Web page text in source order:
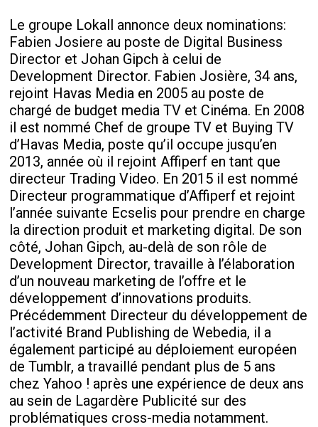
Le groupe Lokall annonce deux nominations:
Fabien Josiere au poste de Digital Business
Director et Johan Gipch à celui de
Development Director. Fabien Josière, 34 ans,
rejoint Havas Media en 2005 au poste de
chargé de budget media TV et Cinéma. En 2008
il est nommé Chef de groupe TV et Buying TV
d’Havas Media, poste qu’il occupe jusqu’en
2013, année où il rejoint Affiperf en tant que
directeur Trading Video. En 2015 il est nommé
Directeur programmatique d’Affiperf et rejoint
l’année suivante Ecselis pour prendre en charge
la direction produit et marketing digital. De son
côté, Johan Gipch, au-delà de son rôle de
Development Director, travaille à l’élaboration
d’un nouveau marketing de l’offre et le
développement d’innovations produits.
Précédemment Directeur du développement de
l’activité Brand Publishing de Webedia, il a
également participé au déploiement européen
de Tumblr, a travaillé pendant plus de 5 ans
chez Yahoo ! après une expérience de deux ans
au sein de Lagardère Publicité sur des
problématiques cross-media notamment.